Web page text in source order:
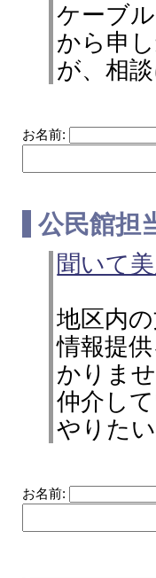
ケーブ
から申
が、相
お名前:
公民館担
聞いて
地区内
情報提
かりませ
仲介し
やりた
お名前: